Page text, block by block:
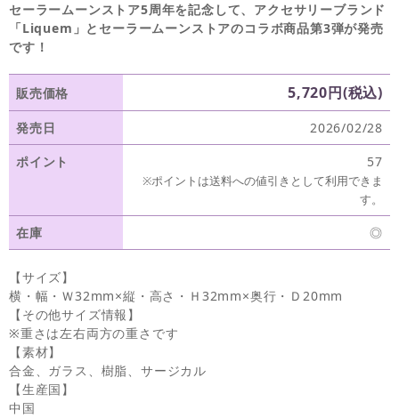
セーラームーンストア5周年を記念して、アクセサリーブランド
「Liquem」とセーラームーンストアのコラボ商品第3弾が発売
です！
販売価格 5,720円(税込)
発売日
2026/02/28
ポイント
57
※ポイントは送料への値引きとして利用できま
す。
在庫 ◎
【サイズ】
横・幅・Ｗ32mm×縦・高さ・Ｈ32mm×奥行・Ｄ20mm
【その他サイズ情報】
※重さは左右両方の重さです
【素材】
合金、ガラス、樹脂、サージカル
【生産国】
中国